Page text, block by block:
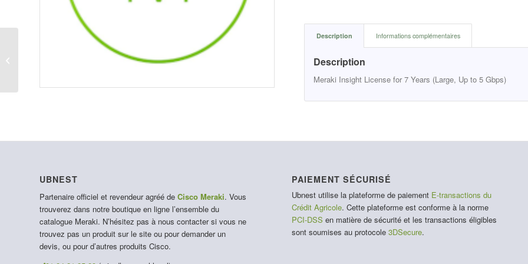
Description Informations complémentaires
Description
Meraki Insight License for 7 Years (Large, Up to 5 Gbps)
UBNEST
Partenaire officiel et revendeur agréé de Cisco Meraki. Vous
trouverez dans notre boutique en ligne l’ensemble du
catalogue Meraki. N’hésitez pas à nous contacter si vous ne
trouvez pas un produit sur le site ou pour demander un
devis, ou pour d’autres produits Cisco.
PAIEMENT SÉCURISÉ
Ubnest utilise la plateforme de paiement E-transactions du
Crédit Agricole. Cette plateforme est conforme à la norme
PCI-DSS en matière de sécurité et les transactions éligibles
sont soumises au protocole 3DSecure.